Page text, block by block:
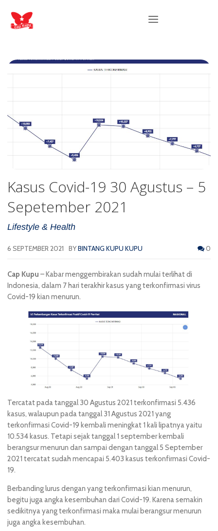
Kasus Covid-19 30 Agustus – 5
Sepetember 2021
Lifestyle & Health
6 SEPTEMBER 2021 BYBINTANG KUPU KUPU 0
Cap Kupu – Kabar menggembirakan sudah mulai terlihat di
Indonesia, dalam 7 hari terakhir kasus yang terkonfirmasi virus
Covid-19 kian menurun.
Tercatat pada tanggal 30 Agustus 2021 terkonfirmasi 5.436
kasus, walaupun pada tanggal 31 Agustus 2021 yang
terkonfirmasi Covid-19 kembali meningkat 1 kali lipatnya yaitu
10.534 kasus. Tetapi sejak tanggal 1 september kembali
berangsur menurun dan sampai dengan tanggal 5 September
2021 tercatat sudah mencapai 5.403 kasus terkonfirmasi Covid-
19.
Berbanding lurus dengan yang terkonfirmasi kian menurun,
begitu juga angka kesembuhan dari Covid-19. Karena semakin
sedikitnya yang terkonfirmasi maka mulai berangsur menurun
juga angka kesembuhan.